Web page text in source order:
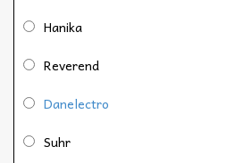
Hanika
Reverend
Danelectro
Suhr